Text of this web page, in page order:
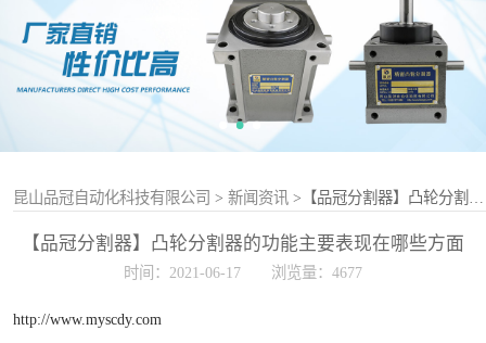
定制服务。
昆山品冠自动化科技有限公司 > 新闻资讯 >【品冠分割器】凸轮分割器的功能主要表现在哪些方面
【品冠分割器】凸轮分割器的功能主要表现在哪些方面
时间：2021-06-17 浏览量：4677
http://www.myscdy.com
系列
升降摇摆型FH系
列
重负载滚柱YT系
平板共轭型PU系
列
心轴型DS系列
平台桌面型DT系